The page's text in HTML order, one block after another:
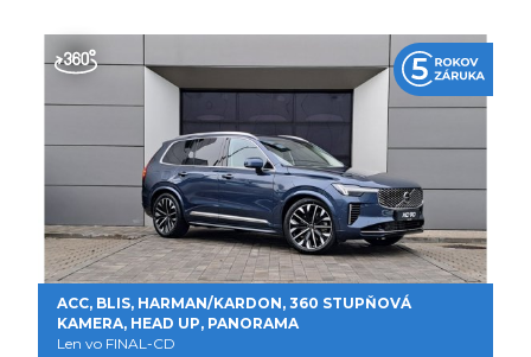
ACC, BLIS, HARMAN/KARDON, 360 STUPŇOVÁ
KAMERA, HEAD UP, PANORAMA
Len vo FINAL-CD